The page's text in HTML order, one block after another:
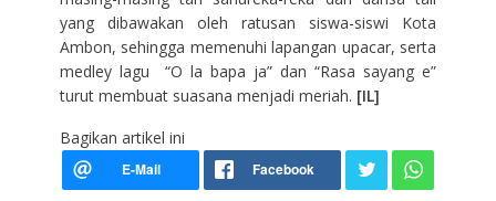
yang dibawakan oleh ratusan siswa-siswi Kota
Ambon, sehingga memenuhi lapangan upacar, serta
medley lagu “O la bapa ja” dan “Rasa sayang e”
turut membuat suasana menjadi meriah. [IL]
Bagikan artikel ini